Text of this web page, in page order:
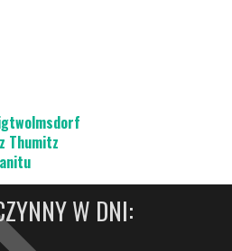
Thumitz
W DNI: